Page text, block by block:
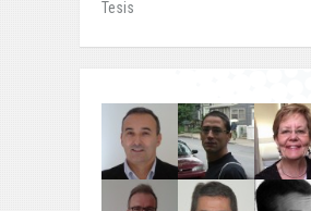
Tesis